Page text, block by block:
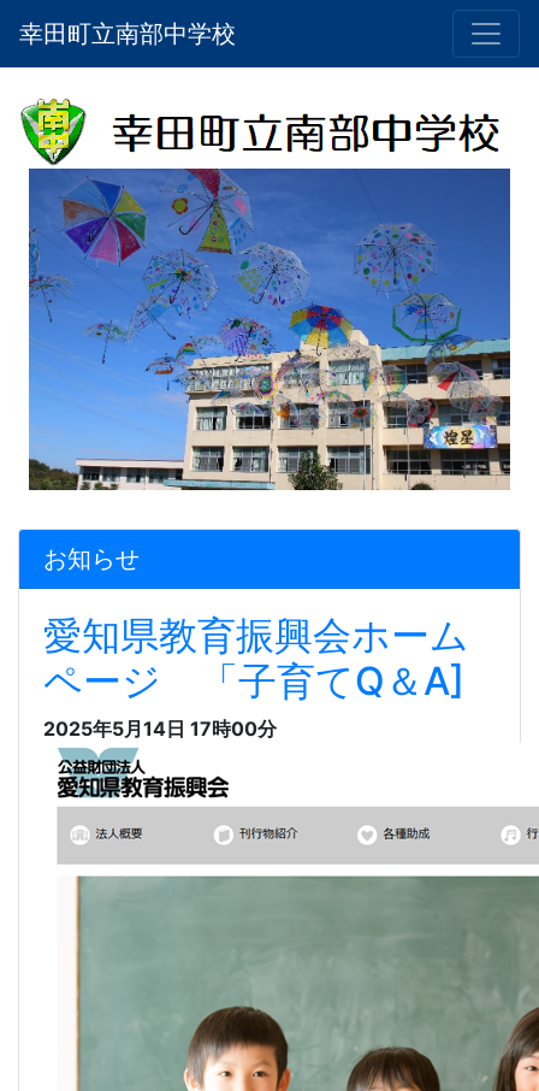
幸田町立南部中学校
お知らせ
愛知県教育振興会ホーム
ページ 「子育てQ＆A]
2025年5月14日 17時00分